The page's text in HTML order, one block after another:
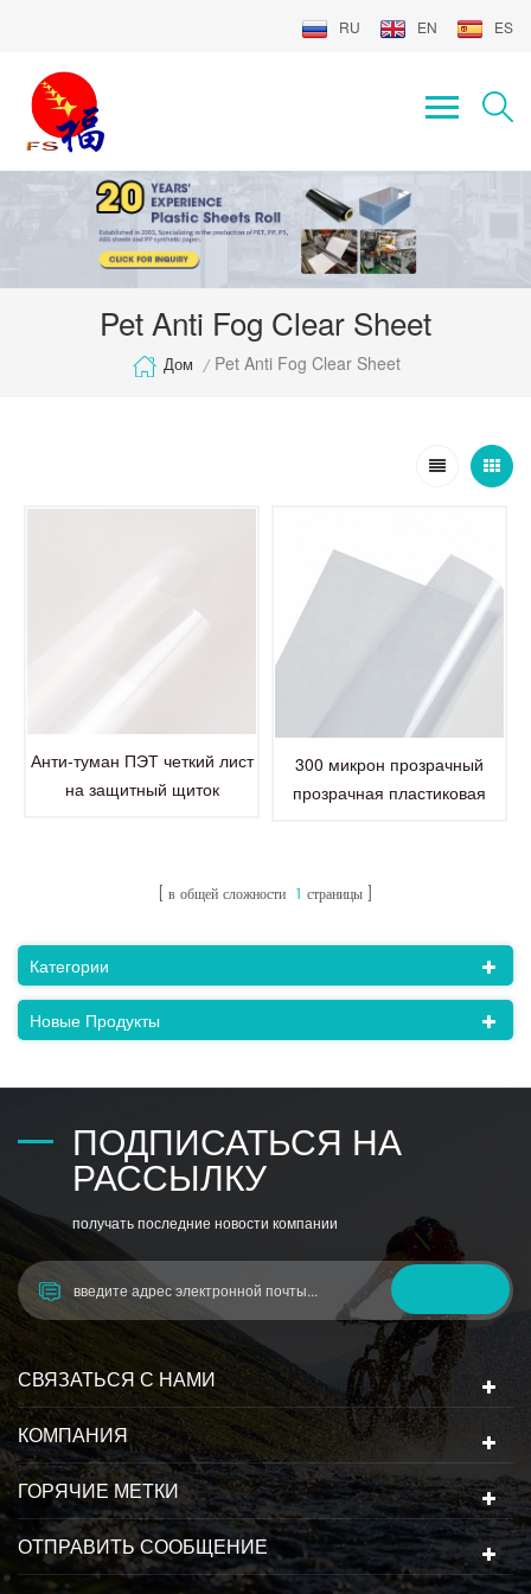
RU EN ES
Pet Anti Fog Clear Sheet
Дом / Pet Anti Fog Clear Sheet
Анти-туман ПЭТ четкий лист
на защитный щиток
300 микрон прозрачный
прозрачная пластиковая
в общей сложности 1 страницы
Категории
Новые Продукты
ПОДПИСАТЬСЯ НА
РАССЫЛКУ
получать последние новости компании
СВЯЗАТЬСЯ С НАМИ
КОМПАНИЯ
ГОРЯЧИЕ МЕТКИ
ОТПРАВИТЬ СООБЩЕНИЕ